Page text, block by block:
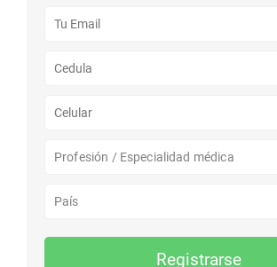
Profesión / Especialidad médica
País
Registrarse